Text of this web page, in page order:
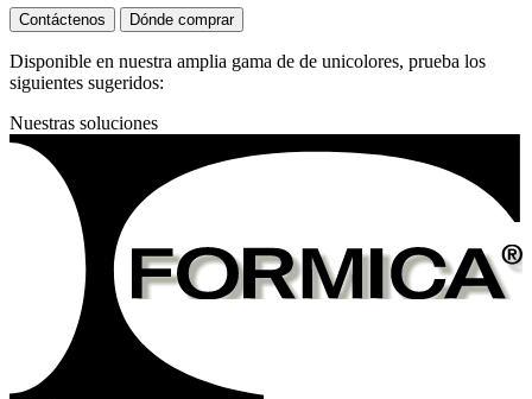
Contáctenos Dónde comprar
Disponible en nuestra amplia gama de de unicolores, prueba los
siguientes sugeridos:
Nuestras soluciones